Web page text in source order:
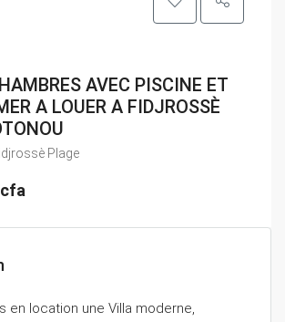
AVEC PISCINE ET
A LOUER A FIDJROSSÈ
Plage
en location une Villa moderne,